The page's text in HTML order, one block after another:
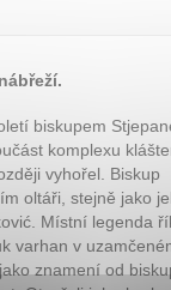
biskupem
komplexu
vyhořel. Biskup
oltáři, stejně jako
Místní legenda
varhan v
znamení od